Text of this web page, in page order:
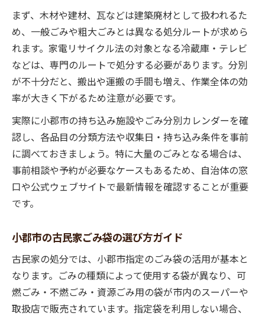
まず、木材や建材、瓦などは建築廃材として扱われるた
め、一般ごみや粗大ごみとは異なる処分ルートが求めら
れます。家電リサイクル法の対象となる冷蔵庫・テレビ
などは、専門のルートで処分する必要があります。分別
が不十分だと、搬出や運搬の手間も増え、作業全体の効
率が大きく下がるため注意が必要です。
実際に小郡市の持ち込み施設やごみ分別カレンダーを確
認し、各品目の分類方法や収集日・持ち込み条件を事前
に調べておきましょう。特に大量のごみとなる場合は、
事前相談や予約が必要なケースもあるため、自治体の窓
口や公式ウェブサイトで最新情報を確認することが重要
です。
小郡市の古民家ごみ袋の選び方ガイド
古民家の処分では、小郡市指定のごみ袋の活用が基本と
なります。ごみの種類によって使用する袋が異なり、可
燃ごみ・不燃ごみ・資源ごみ用の袋が市内のスーパーや
取扱店で販売されています。指定袋を利用しない場合、